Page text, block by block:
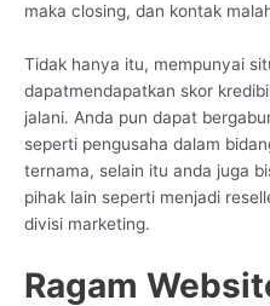
maka closing, dan kontak
Tidak hanya itu, mempunyai
dapatmendapatkan skor
jalani. Anda pun dapat
seperti pengusaha dalam
ternama, selain itu anda juga
pihak lain seperti menjadi
divisi marketing.
Ragam